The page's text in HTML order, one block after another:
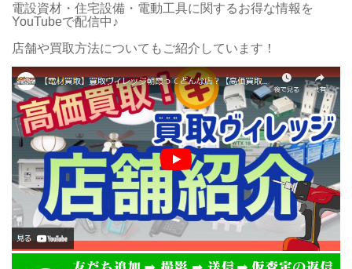
電設資材・住宅設備・電動工具に関するお得な情報を
YouTubeで配信中♪
店舗や買取方法についてもご紹介しています！